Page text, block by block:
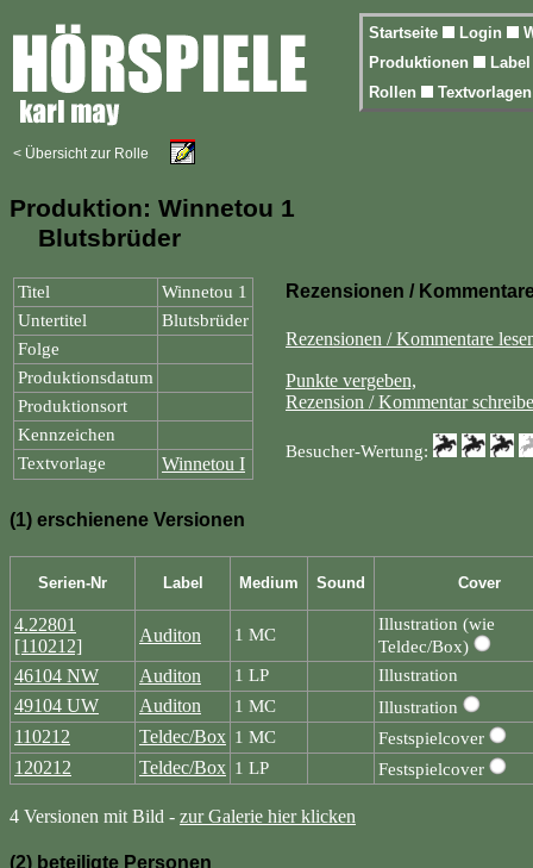
Startseite Login
Produktionen
Rollen
< Übersicht zur Rolle
Produktion: Winnetou 1
Blutsbrüder
Titel
Winnetou 1
Untertitel
Blutsbrüder
Folge
Produktionsdatum
Produktionsort
Kennzeichen
Textvorlage
Winnetou I
Rezensionen /
Rezensionen / Kommentare
Punkte vergeben,
Rezension / Kommentar
Besucher-Wertung:
(1) erschienene Versionen
Serien-Nr Label Medium Sound Cover
4.22801
[110212]
Auditon 1 MC
Illustration (wie
Teldec/Box)
46104 NW Auditon 1 LP Illustration
49104 UW Auditon 1 MC Illustration
110212 Teldec/Box 1 MC Festspielcover
120212 Teldec/Box 1 LP Festspielcover
4 Versionen mit Bild - zur Galerie hier klicken
(2) beteiligte Personen